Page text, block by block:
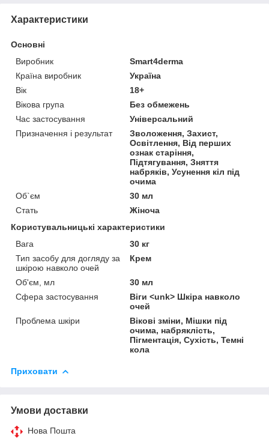
Характеристики
Основні
Виробник
Smart4derma
Країна виробник
Україна
Вік
18+
Вікова група
Без обмежень
Час застосування
Універсальний
Призначення і результат
Зволоження, Захист,
Освітлення, Від перших
ознак старіння,
Підтягування, Зняття
набряків, Усунення кіл під
очима
Об`єм
30 мл
Стать
Жіноча
Користувальницькі характеристики
Вага
30 кг
Тип засобу для догляду за
шкірою навколо очей
Крем
Об'єм, мл
30 мл
Сфера застосування
Віги <unk> Шкіра навколо
очей
Проблема шкіри
Вікові зміни, Мішки під
очима, набряклість,
Пігментація, Сухість, Темні
кола
Приховати
Умови доставки
Нова Пошта